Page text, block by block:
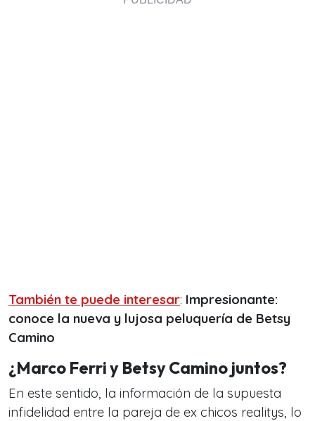
También te puede interesar: Impresionante:
conoce la nueva y lujosa peluquería de Betsy
Camino
¿Marco Ferri y Betsy Camino juntos?
En este sentido, la información de la supuesta
infidelidad entre la pareja de ex chicos realitys, lo